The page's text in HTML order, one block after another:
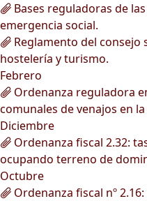
Bases reguladoras de
emergencia social.
Reglamento del consejo
hostelería y turismo.
Febrero
Ordenanza reguladora
comunales de venajos en
Diciembre
Ordenanza fiscal 2.32:
ocupando terreno de
Octubre
Ordenanza fiscal nº